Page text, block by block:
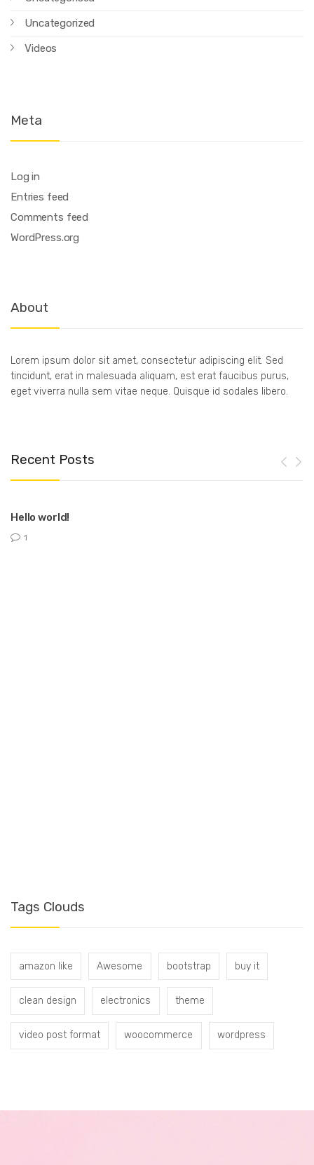
Uncategorized
Videos
Meta
Log in
Entries feed
Comments feed
WordPress.org
About
Lorem ipsum dolor sit amet, consectetur adipiscing elit. Sed
tincidunt, erat in malesuada aliquam, est erat faucibus purus,
eget viverra nulla sem vitae neque. Quisque id sodales libero.
Recent Posts
Hello world!
1
Tags Clouds
amazon like Awesome bootstrap buy it
clean design electronics theme
video post format woocommerce wordpress